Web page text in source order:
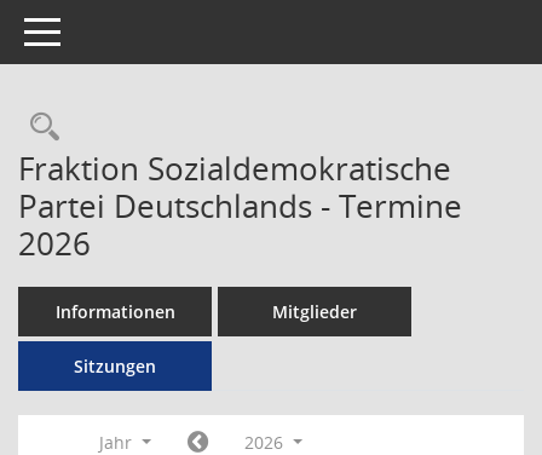
Toggle navigation
Rechercheauswahl
Fraktion Sozialdemokratische
Partei Deutschlands - Termine
2026
Informationen Mitglieder
Sitzungen
Jahr 2026